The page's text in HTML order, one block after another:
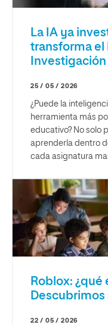
La IA ya
transforma el
25 / 05 / 2026
¿Puede la
herramienta más
educativo? No solo
aprenderla dentro
cada asignatura
Roblox: ¿qué
22 / 05 / 2026